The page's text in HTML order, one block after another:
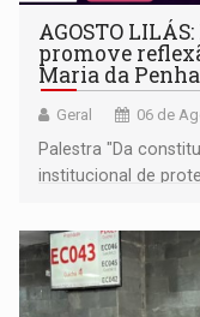
AGOSTO
promove
Maria da Penha
Geral 06 de
Palestra "Da
institucional de
Goiás